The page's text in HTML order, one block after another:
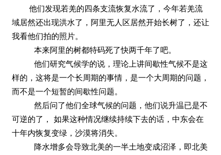
他们发现若羌的四条支流恢复水流了，今年若羌流
域居然还出现洪水了，阿里无人区居然开始长树了，还让
我看他们拍的照片。
本来阿里的树都特码死了快两千年了吧。
他们研究气候学的说，理论上讲间歇性气候不是这
样的，这将是一个长周期的事情，是一个大周期的问题，
而不是一个短暂的间歇性问题。
然后问了他们全球气候的问题，他们说升温已是不
可逆的了， 如果这种情况继续持续下去的话，中东会在
十年内恢复变绿，沙漠将消失。
降水增多会导致北美的一半土地变成沼泽，即北美